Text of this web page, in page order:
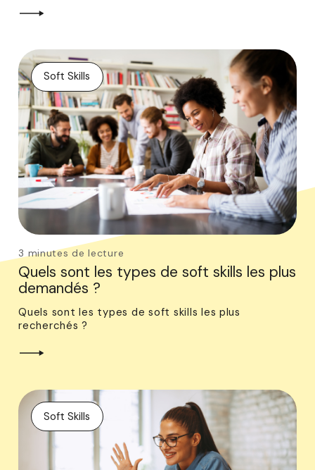
Soft Skills
3 minutes de lecture
Quels sont les types de soft skills les plus
demandés ?
Quels sont les types de soft skills les plus
recherchés ?
Soft Skills